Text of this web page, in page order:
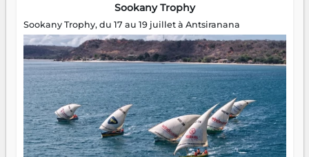
Sookany Trophy
Sookany Trophy, du 17 au 19 juillet à Antsiranana